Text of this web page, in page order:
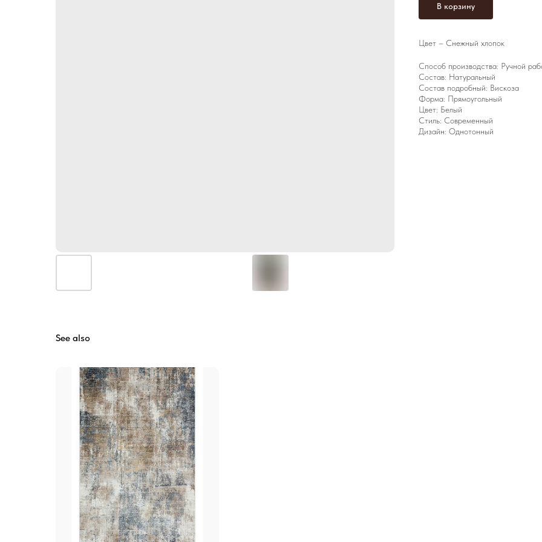
В корзину
Цвет – Снежный хлопок
Способ производства: Ручной
Состав: Натуральный
Состав подробный: Вискоза
Форма: Прямоугольный
Цвет: Белый
Стиль: Современный
Дизайн: Однотонный
See also